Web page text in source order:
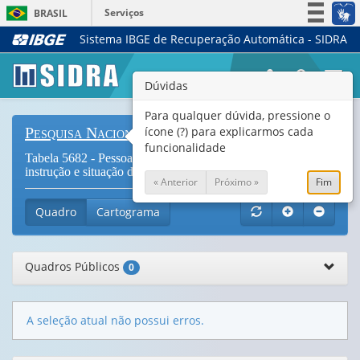
BRASIL
Serviços
Simplifique!
Legislação
Canais
Sistema IBGE de Recuperação Automática - SIDRA
Pesquisa Nacional de Saúde
Tabela 5682 - Pessoas com deficiência física, por nível de
instrução e situação do domicílio (Vide Notas)
Quadro Cartograma
Quadros Públicos 0
A seleção atual não possui erros.
Dúvidas
Para qualquer dúvida, pressione o
ícone (?) para explicarmos cada
funcionalidade
« Anterior Próximo » Fim